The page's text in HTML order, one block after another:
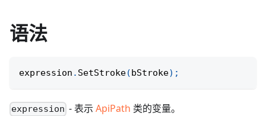
语法
expression . SetStroke(bStroke) ;
expression - 表示ApiPath 类的变量。